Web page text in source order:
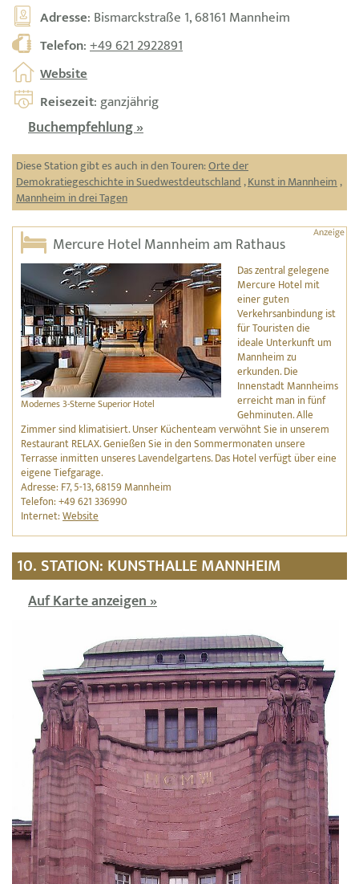
Adresse: Bismarckstraße 1, 68161 Mannheim
Telefon:+49 621 2922891
Website
Reisezeit: ganzjährig
Buchempfehlung »
Diese Station gibt es auch in den Touren:Orte der
Demokratiegeschichte in Suedwestdeutschland,Kunst in Mannheim,
Mannheim in drei Tagen
Mercure Hotel Mannheim am Rathaus
Modernes 3-Sterne Superior Hotel
Das zentral gelegene
Mercure Hotel mit
einer guten
Verkehrsanbindung ist
für Touristen die
ideale Unterkunft um
Mannheim zu
erkunden. Die
Innenstadt Mannheims
erreicht man in fünf
Gehminuten. Alle
Zimmer sind klimatisiert. Unser Küchenteam verwöhnt Sie in unserem
Restaurant RELAX. Genießen Sie in den Sommermonaten unsere
Terrasse inmitten unseres Lavendelgartens. Das Hotel verfügt über eine
eigene Tiefgarage.
Adresse: F7, 5-13, 68159 Mannheim
Telefon: +49 621 336990
Internet:Website
10. STATION: KUNSTHALLE MANNHEIM
Auf Karte anzeigen »